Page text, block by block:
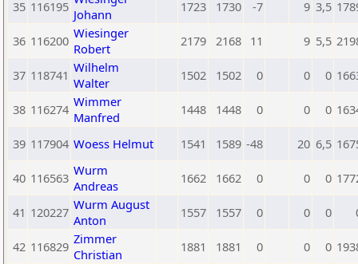
35 116195 Johann
1723 1730 -7 9 3,5
36 116200 Wiesinger
Robert
2179 2168 11 9 5,5
37 118741 Wilhelm
Walter
1502 1502 0 0 0
38 116274 Wimmer
Manfred
1448 1448 0 0 0
39 117904 Woess Helmut 1541 1589 -48 20 6,5
40 116563 Wurm
Andreas
1662 1662 0 0 0
41 120227 Wurm August
Anton
1557 1557 0 0 0
42 116829 Zimmer
Christian
1881 1881 0 0 0